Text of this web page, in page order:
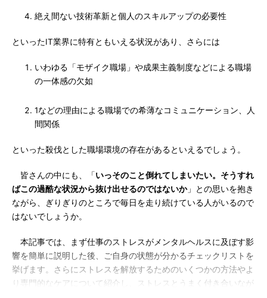
絶え間ない技術革新と個人のスキルアップの必要性
といったIT業界に特有ともいえる状況があり、さらには
いわゆる「モザイク職場」や成果主義制度などによる職場
の一体感の欠如
1などの理由による職場での希薄なコミュニケーション、人
間関係
といった殺伐とした職場環境の存在があるといえるでしょう。
皆さんの中にも、「いっそのこと倒れてしまいたい。そうすれ
ばこの過酷な状況から抜け出せるのではないか」との思いを抱き
ながら、ぎりぎりのところで毎日を走り続けている人がいるので
はないでしょうか。
本記事では、まず仕事のストレスがメンタルヘルスに及ぼす影
響を簡単に説明した後、ご自身の状態が分かるチェックリストを
挙げます。さらにストレスを解放するためのいくつかの方法やよ
り専門的なケアについて紹介し、ストレスとうまく付き合いなが